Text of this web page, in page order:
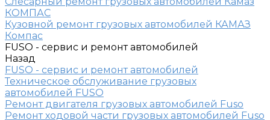
КОМПАС
Кузовной ремонт грузовых автомобилей КАМАЗ
Компас
FUSO - сервис и ремонт автомобилей
Назад
FUSO - сервис и ремонт автомобилей
Техническое обслуживание грузовых
автомобилей FUSO
Ремонт двигателя грузовых автомобилей Fuso
Ремонт ходовой части грузовых автомобилей Fuso